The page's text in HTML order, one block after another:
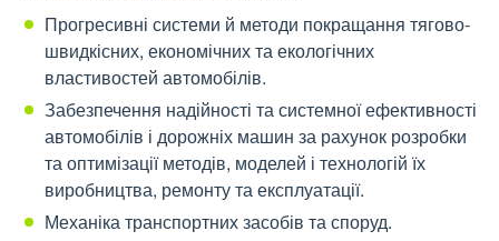
Прогресивні системи й методи покращання тягово-
швидкісних, економічних та екологічних
властивостей автомобілів.
Забезпечення надійності та системної ефективності
автомобілів і дорожніх машин за рахунок розробки
та оптимізації методів, моделей і технологій їх
виробництва, ремонту та експлуатації.
Механіка транспортних засобів та споруд.